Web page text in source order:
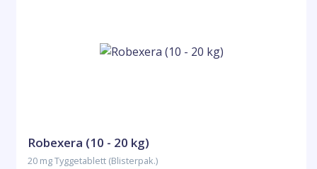
Robexera (10 - 20 kg)
20 mg Tyggetablett (Blisterpak.)